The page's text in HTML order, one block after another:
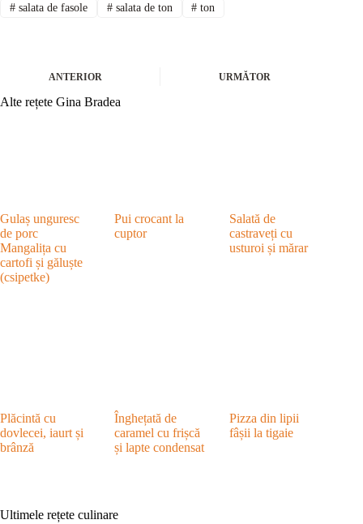
#salata de fasole #salata de ton # ton
ANTERIOR URMĂTOR
Alte rețete Gina Bradea
Gulaș unguresc
de porc
Mangalița cu
cartofi și găluște
(csipetke)
Pui crocant la
cuptor
Salată de
castraveți cu
usturoi și mărar
Plăcintă cu
dovlecei, iaurt și
brânză
Înghețată de
caramel cu frișcă
și lapte condensat
Pizza din lipii
fâșii la tigaie
Ultimele rețete culinare